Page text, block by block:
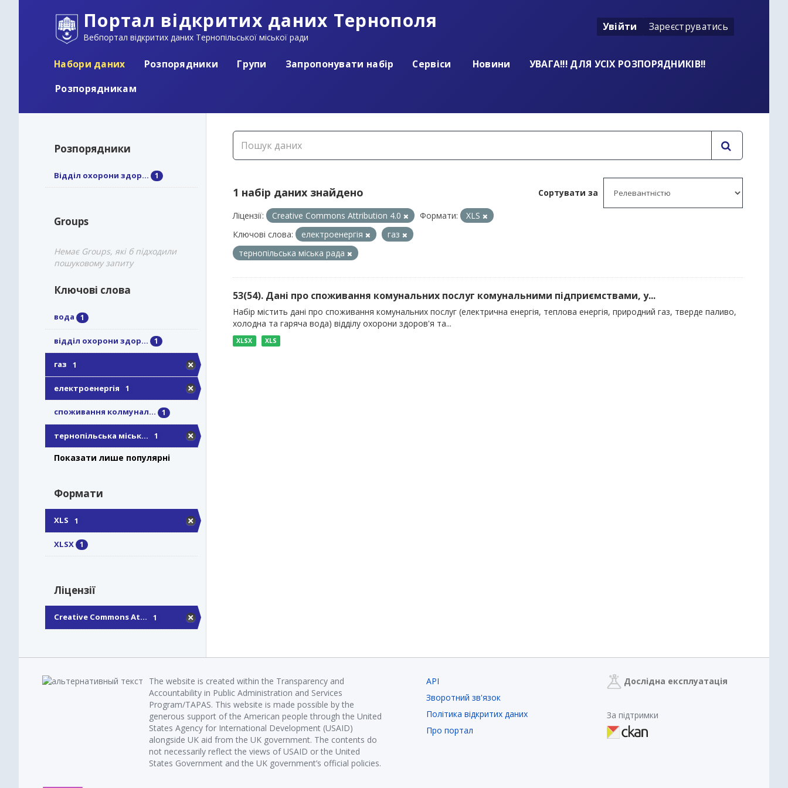
Портал відкритих даних Тернополя
Вебпортал відкритих даних Тернопільської міської ради
Увійти Зареєструватись
Набори даних Розпорядники Групи Запропонувати набір Сервіси Новини
УВАГА!!! ДЛЯ УСІХ РОЗПОРЯДНИКІВ!!
Розпорядникам
Розпорядники
Відділ охорони здор... 1
Groups
Немає Groups, які б підходили
пошуковому запиту
Ключові слова
вода 1
відділ охорони здор... 1
газ 1
електроенергія 1
споживання колмунал... 1
тернопільська міськ... 1
Показати лише популярні
Формати
XLS 1
XLSX 1
Ліцензії
Creative Commons At... 1
Сортувати за
1 набір даних знайдено
Ліцензії: Creative Commons Attribution 4.0 Формати:
XLS
Ключові слова:
електроенергія
газ
тернопільська міська рада
53(54). Дані про споживання комунальних послуг комунальними підприємствами, у...
Набір містить дані про споживання комунальних послуг (електрична енергія, теплова енергія, природний газ, тверде паливо,
холодна та гаряча вода) відділу охорони здоров'я та...
XLSX XLS
The website is created within the Transparency and
Accountability in Public Administration and Services
Program/TAPAS. This website is made possible by the
generous support of the American people through the United
States Agency for International Development (USAID)
alongside UK aid from the UK government. The contents do
not necessarily reflect the views of USAID or the United
States Government and the UK government’s official policies.
API
Зворотний зв'язок
Політика відкритих даних
Про портал
Дослідна експлуатація
За підтримки